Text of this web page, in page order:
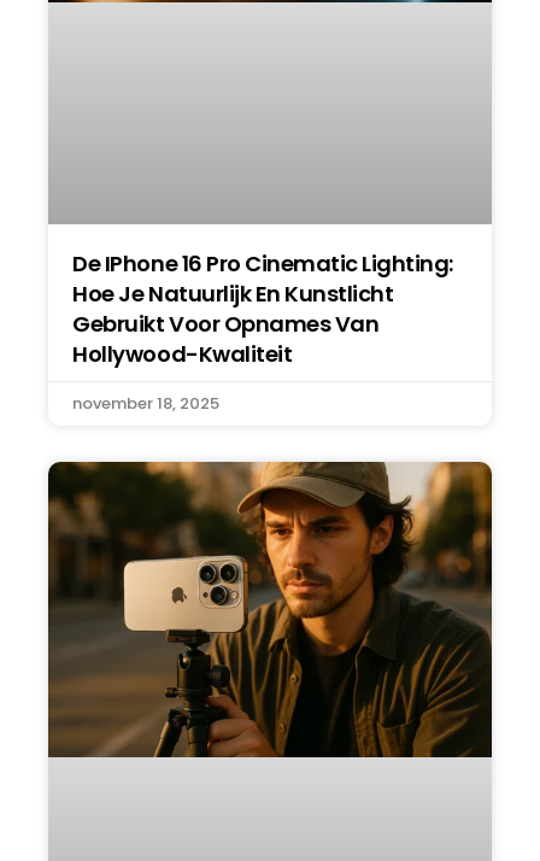
De IPhone 16 Pro Cinematic Lighting:
Hoe Je Natuurlijk En Kunstlicht
Gebruikt Voor Opnames Van
Hollywood-Kwaliteit
november 18, 2025